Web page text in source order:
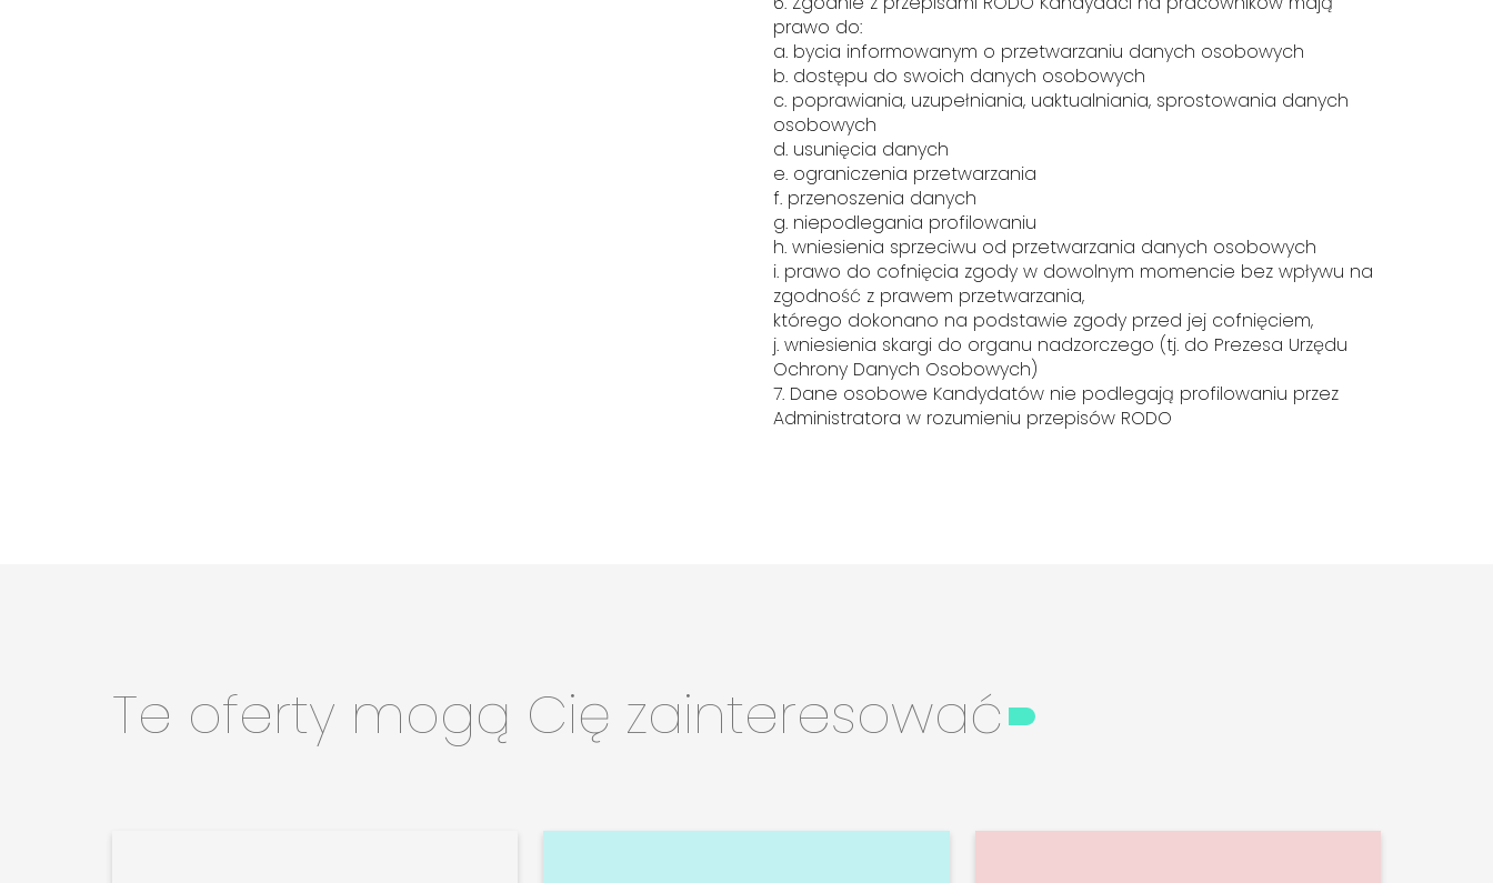
prawo do:
a. bycia informowanym o przetwarzaniu danych osobowych
b. dostępu do swoich danych osobowych
c. poprawiania, uzupełniania, uaktualniania, sprostowania danych
osobowych
d. usunięcia danych
e. ograniczenia przetwarzania
f. przenoszenia danych
g. niepodlegania profilowaniu
h. wniesienia sprzeciwu od przetwarzania danych osobowych
i. prawo do cofnięcia zgody w dowolnym momencie bez wpływu na
zgodność z prawem przetwarzania,
którego dokonano na podstawie zgody przed jej cofnięciem,
j. wniesienia skargi do organu nadzorczego (tj. do Prezesa Urzędu
Ochrony Danych Osobowych)
7. Dane osobowe Kandydatów nie podlegają profilowaniu przez
Administratora w rozumieniu przepisów RODO
Te oferty mogą Cię zainteresować